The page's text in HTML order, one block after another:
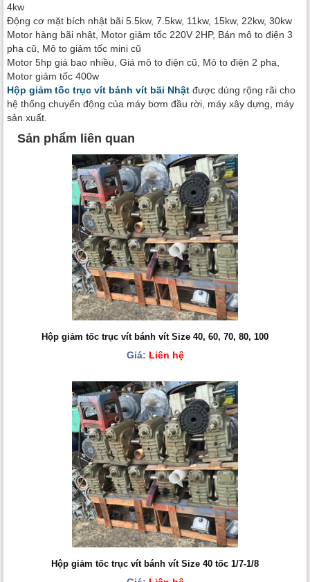
4kw
Động cơ mặt bích nhật bãi 5.5kw, 7.5kw, 11kw, 15kw, 22kw, 30kw
Motor hàng bãi nhật, Motor giảm tốc 220V 2HP, Bán mô to điện 3
pha cũ, Mô to giảm tốc mini cũ
Motor 5hp giá bao nhiều, Giá mô to điện cũ, Mô to điện 2 pha,
Motor giảm tốc 400w
Hộp giảm tốc trục vít bánh vít bãi Nhật được dùng rộng rãi cho
hệ thống chuyển động của máy bơm đầu rời, máy xây dựng, máy
sản xuất.
Sản phẩm liên quan
Hộp giảm tốc trục vít bánh vít Size 40, 60, 70, 80, 100
Giá: Liên hệ
Hộp giảm tốc trục vít bánh vít Size 40 tốc 1/7-1/8